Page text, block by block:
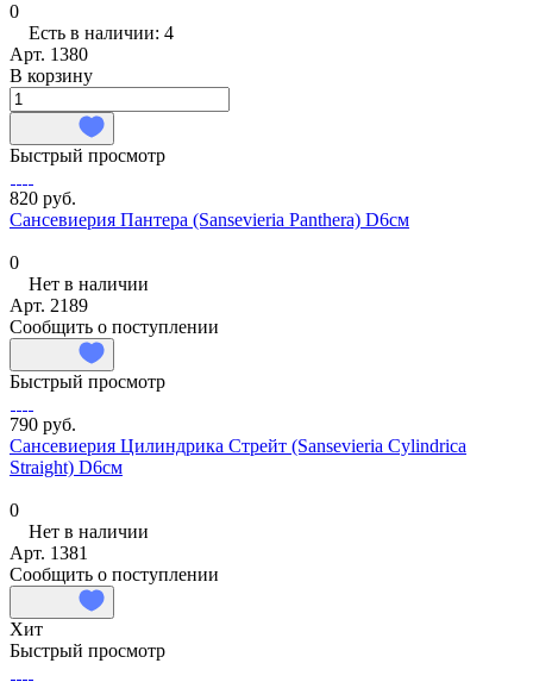
0
Есть в наличии: 4
Арт. 1380
В корзину
Быстрый просмотр
820 руб.
Сансевиерия Пантера (Sansevieria Panthera) D6см
0
Нет в наличии
Арт. 2189
Сообщить о поступлении
Быстрый просмотр
790 руб.
Сансевиерия Цилиндрика Стрейт (Sansevieria Cylindrica
Straight) D6см
0
Нет в наличии
Арт. 1381
Сообщить о поступлении
Хит
Быстрый просмотр